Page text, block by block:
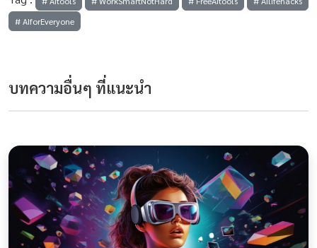
# AIforEveryone
บทความอื่นๆ ที่แนะนำ